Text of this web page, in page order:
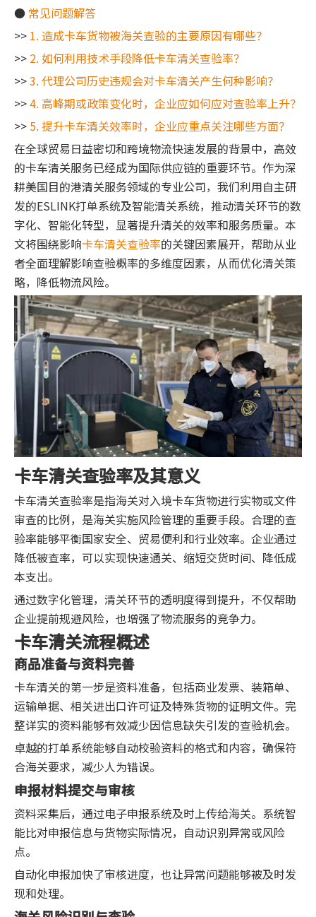
● 常见问题解答
>> 1. 造成卡车货物被海关查验的主要原因有哪些？
>> 2. 如何利用技术手段降低卡车清关查验率？
>>3. 代理公司历史违规会对卡车清关产生何种影响？
>>4. 高峰期或政策变化时，企业应如何应对查验率上升？
>> 5. 提升卡车清关效率时，企业应重点关注哪些方面？
在全球贸易日益密切和跨境物流快速发展的背景中，高效
的卡车清关服务已经成为国际供应链的重要环节。作为深
耕美国目的港清关服务领域的专业公司，我们利用自主研
发的ESLINK打单系统及智能清关系统，推动清关环节的数
字化、智能化转型，显著提升清关的效率和服务质量。本
文将围绕影响卡车清关查验率的关键因素展开，帮助从业
者全面理解影响查验概率的多维度因素，从而优化清关策
略，降低物流风险。
卡车清关查验率及其意义
卡车清关查验率是指海关对入境卡车货物进行实物或文件
审查的比例，是海关实施风险管理的重要手段。合理的查
验率能够平衡国家安全、贸易便利和行业效率。企业通过
降低被查率，可以实现快速通关、缩短交货时间、降低成
本支出。
通过数字化管理，清关环节的透明度得到提升，不仅帮助
企业提前规避风险，也增强了物流服务的竞争力。
卡车清关流程概述
商品准备与资料完善
卡车清关的第一步是资料准备，包括商业发票、装箱单、
运输单据、相关进出口许可证及特殊货物的证明文件。完
整详实的资料能够有效减少因信息缺失引发的查验机会。
卓越的打单系统能够自动校验资料的格式和内容，确保符
合海关要求，减少人为错误。
申报材料提交与审核
资料采集后，通过电子申报系统及时上传给海关。系统智
能比对申报信息与货物实际情况，自动识别异常或风险
点。
自动化申报加快了审核进度，也让异常问题能够被及时发
现和处理。